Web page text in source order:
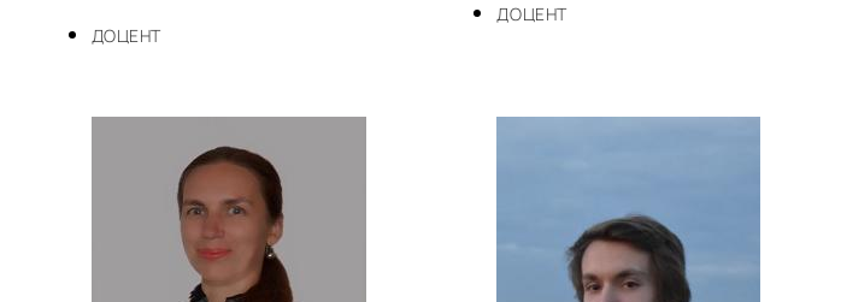
ДОЦЕНТ
ДОЦЕНТ